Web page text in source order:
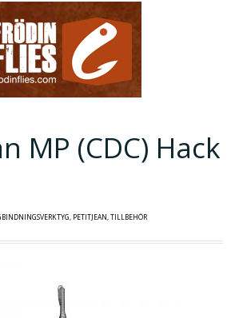
MP (CDC) Hack
, PETITJEAN,TILLBEHÖR